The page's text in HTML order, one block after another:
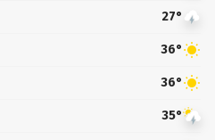
27°
36°
36°
35°